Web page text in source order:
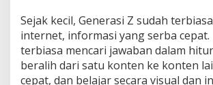
Sejak kecil, Generasi Z sudah
internet, informasi yang serba cepat.
terbiasa mencari jawaban dalam
beralih dari satu konten ke konten
cepat, dan belajar secara visual dan